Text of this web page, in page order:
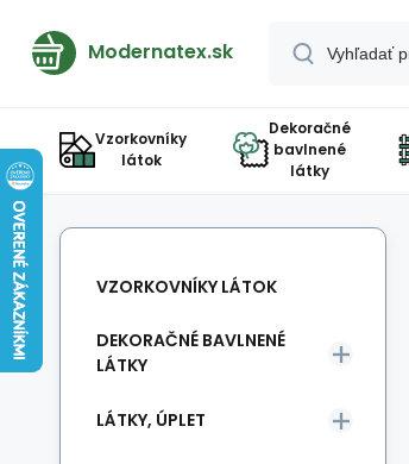
Modernatex.sk
Vzorkovníky
látok
Dekoračné
bavlnené
látky
VZORKOVNÍKY LÁTOK
DEKORAČNÉ BAVLNENÉ
LÁTKY
LÁTKY, ÚPLET